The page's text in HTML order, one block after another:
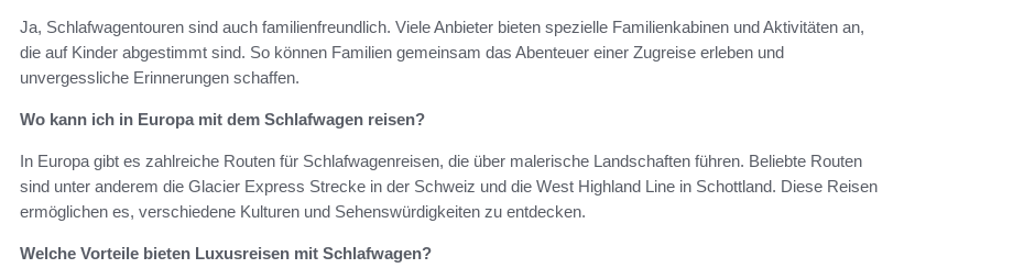
Ja, Schlafwagentouren sind auch familienfreundlich. Viele Anbieter bieten spezielle Familienkabinen und Aktivitäten an,
die auf Kinder abgestimmt sind. So können Familien gemeinsam das Abenteuer einer Zugreise erleben und
unvergessliche Erinnerungen schaffen.
Wo kann ich in Europa mit dem Schlafwagen reisen?
In Europa gibt es zahlreiche Routen für Schlafwagenreisen, die über malerische Landschaften führen. Beliebte Routen
sind unter anderem die Glacier Express Strecke in der Schweiz und die West Highland Line in Schottland. Diese Reisen
ermöglichen es, verschiedene Kulturen und Sehenswürdigkeiten zu entdecken.
Welche Vorteile bieten Luxusreisen mit Schlafwagen?